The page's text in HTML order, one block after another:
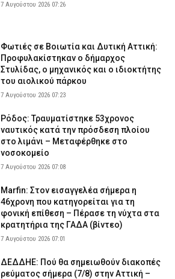
7 Αυγούστου 2026 07:26
Φωτιές σε Βοιωτία και Δυτική Αττική:
Προφυλακίστηκαν ο δήμαρχος
Στυλίδας, ο μηχανικός και ο ιδιοκτήτης
του αιολικού πάρκου
7 Αυγούστου 2026 07:23
Ρόδος: Τραυματίστηκε 53χρονος
ναυτικός κατά την πρόσδεση πλοίου
στο λιμάνι – Μεταφέρθηκε στο
νοσοκομείο
7 Αυγούστου 2026 07:08
Marfin: Στον εισαγγελέα σήμερα η
46χρονη που κατηγορείται για τη
φονική επίθεση – Πέρασε τη νύχτα στα
κρατητήρια της ΓΑΔΑ (βίντεο)
7 Αυγούστου 2026 07:01
ΔΕΔΔΗΕ: Πού θα σημειωθούν διακοπές
ρεύματος σήμερα (7/8) στην Αττική –